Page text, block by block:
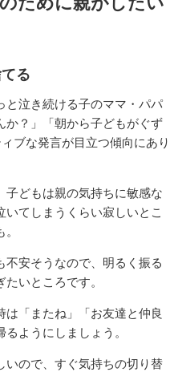
る
と泣き続ける子のママ・パパ
か？」「朝から子どもがぐず
ブな発言が目立つ傾向にあり
どもは親の気持ちに敏感な
てしまうくらい寂しいとこ
不安そうなので、明るく振る
いところです。
「またね」「お友達と仲良
ようにしましょう。
いので、すぐ気持ちの切り替